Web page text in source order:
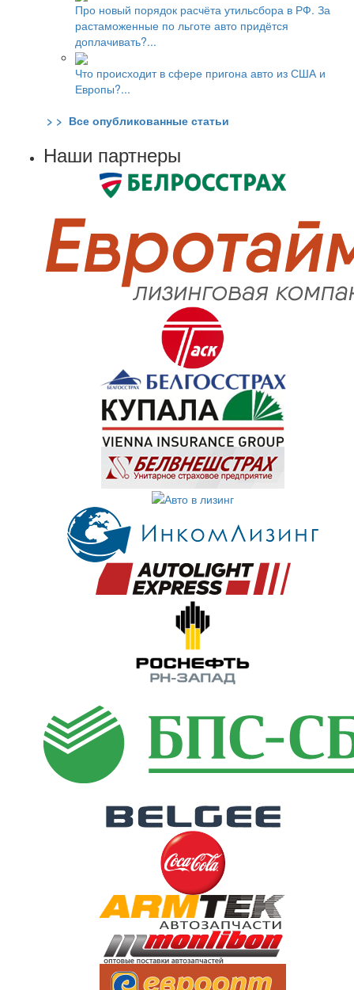
Про новый порядок расчёта утильсбора в РФ. За
растаможенные по льготе авто придётся
доплачивать?...
Что происходит в сфере пригона авто из США и
Европы?...
> > Все опубликованные статьи
Наши партнеры